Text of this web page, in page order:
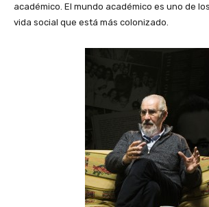
académico. El mundo académico es uno de
vida social que está más colonizado.